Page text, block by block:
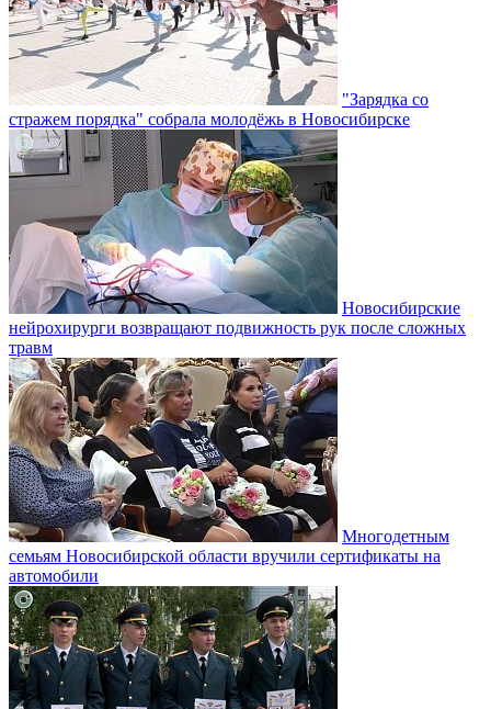
"Зарядка со
стражем порядка" собрала молодёжь в Новосибирске
Новосибирские
нейрохирурги возвращают подвижность рук после сложных
травм
Многодетным
семьям Новосибирской области вручили сертификаты на
автомобили